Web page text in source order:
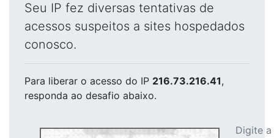
Seu IP fez diversas tentativas de
acessos suspeitos a sites hospedados
conosco.
Para liberar o acesso do IP 216.73.216.41,
responda ao desafio abaixo.
Digite